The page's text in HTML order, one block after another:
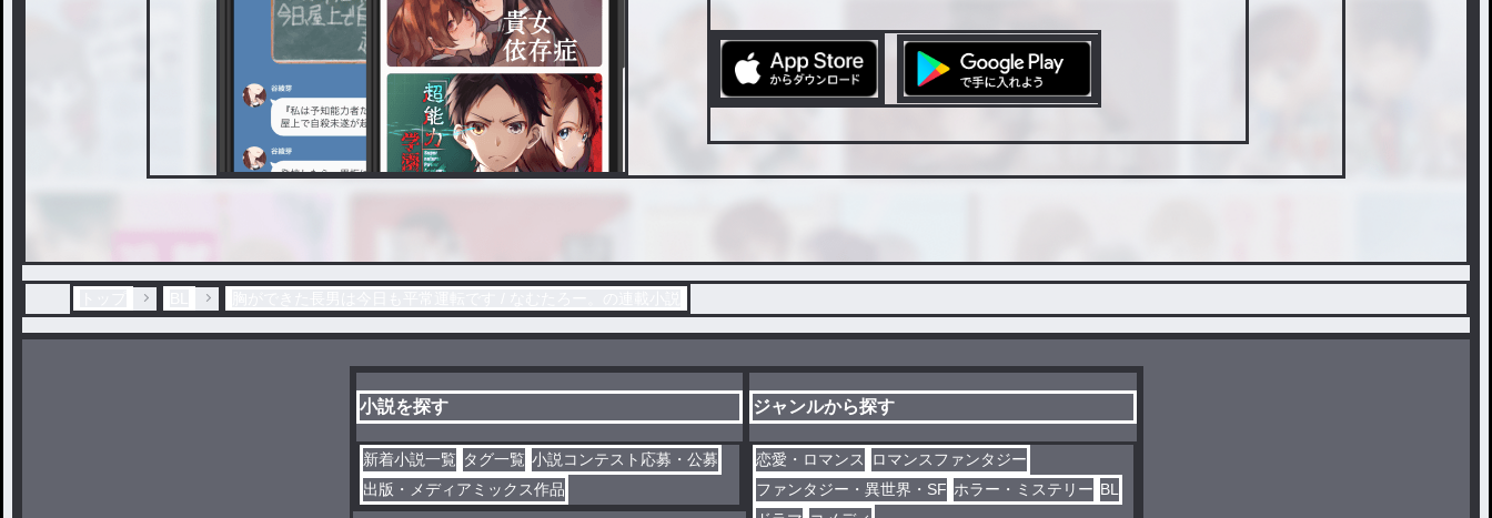
小説を探す
新着小説一覧 タグ一覧 小説コンテスト応募・公募
出版・メディアミックス作品
ジャンルから探す
恋愛・ロマンス
ロマンスファンタジー
ファンタジー・異世界・SF ホラー・ミステリー BL